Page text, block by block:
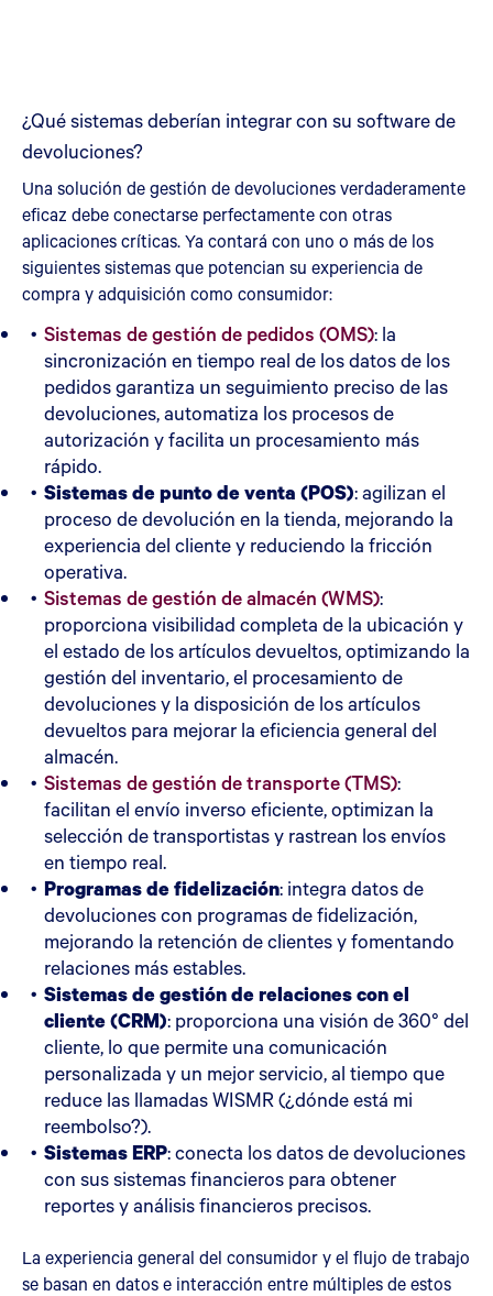
¿Qué sistemas deberían integrar con su software de
devoluciones?
Una solución de gestión de devoluciones verdaderamente
eficaz debe conectarse perfectamente con otras
aplicaciones críticas. Ya contará con uno o más de los
siguientes sistemas que potencian su experiencia de
compra y adquisición como consumidor:
Sistemas de gestión de pedidos (OMS): la
sincronización en tiempo real de los datos de los
pedidos garantiza un seguimiento preciso de las
devoluciones, automatiza los procesos de
autorización y facilita un procesamiento más
rápido.
Sistemas de punto de venta (POS): agilizan el
proceso de devolución en la tienda, mejorando la
experiencia del cliente y reduciendo la fricción
operativa.
Sistemas de gestión de almacén (WMS):
proporciona visibilidad completa de la ubicación y
el estado de los artículos devueltos, optimizando la
gestión del inventario, el procesamiento de
devoluciones y la disposición de los artículos
devueltos para mejorar la eficiencia general del
almacén.
Sistemas de gestión de transporte (TMS):
facilitan el envío inverso eficiente, optimizan la
selección de transportistas y rastrean los envíos
en tiempo real.
Programas de fidelización: integra datos de
devoluciones con programas de fidelización,
mejorando la retención de clientes y fomentando
relaciones más estables.
Sistemas de gestión de relaciones con el
cliente (CRM): proporciona una visión de 360° del
cliente, lo que permite una comunicación
personalizada y un mejor servicio, al tiempo que
reduce las llamadas WISMR (¿dónde está mi
reembolso?).
Sistemas ERP: conecta los datos de devoluciones
con sus sistemas financieros para obtener
reportes y análisis financieros precisos.
La experiencia general del consumidor y el flujo de trabajo
se basan en datos e interacción entre múltiples de estos